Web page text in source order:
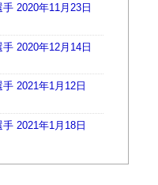
2020年11月23日
2020年12月14日
2021年1月12日
2021年1月18日